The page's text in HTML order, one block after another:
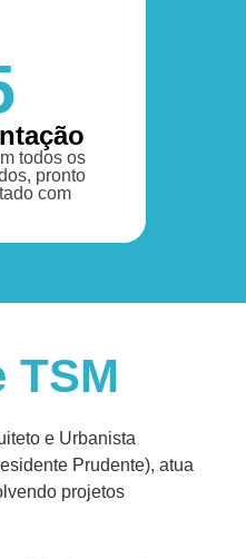
todos os
pronto
com
TSM
e Urbanista
Prudente), atua
projetos